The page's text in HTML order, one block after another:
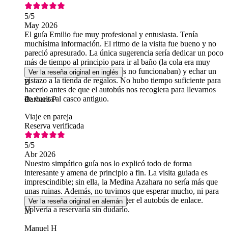
5/5
May 2026
El guía Emilio fue muy profesional y entusiasta. Tenía
muchísima información. El ritmo de la visita fue bueno y no
pareció apresurado. La única sugerencia sería dedicar un poco
más de tiempo al principio para ir al baño (la cola era muy
larga porque varios de los aseos no funcionaban) y echar un
vistazo a la tienda de regalos. No hubo tiempo suficiente para
hacerlo antes de que el autobús nos recogiera para llevarnos
de vuelta al casco antiguo.
Ver la reseña original en inglés
B
Barbara P
Viaje en pareja
Reserva verificada
5/5
Abr 2026
Nuestro simpático guía nos lo explicó todo de forma
interesante y amena de principio a fin. La visita guiada es
imprescindible; sin ella, la Medina Azahara no sería más que
unas ruinas. Además, no tuvimos que esperar mucho, ni para
entrar en el auditorio ni para coger el autobús de enlace.
Volvería a reservarla sin dudarlo.
Ver la reseña original en alemán
M
Manuel H